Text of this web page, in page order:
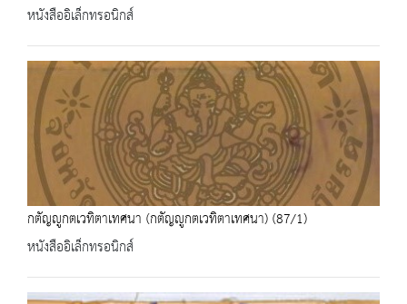
หนังสืออิเล็กทรอนิกส์
กตัญญูกตเวทิตาเทศนา (กตัญญูกตเวทิตาเทศนา) (87/1)
หนังสืออิเล็กทรอนิกส์